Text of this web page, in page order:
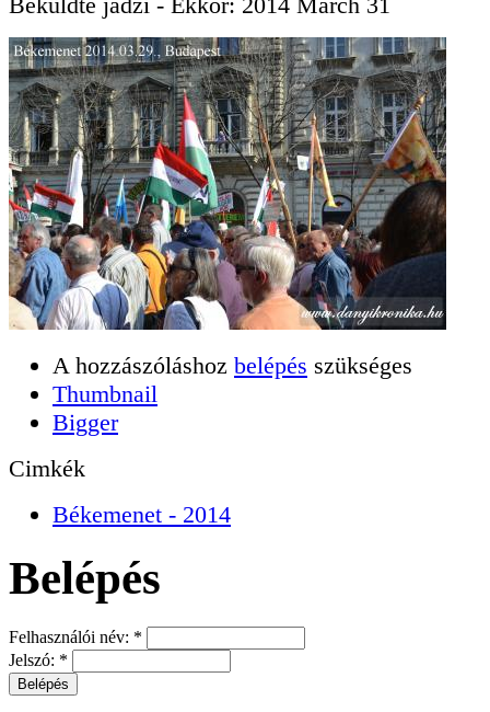
A hozzászóláshoz belépés szükséges
Thumbnail
Bigger
Cimkék
Békemenet - 2014
Belépés
Felhasználói név: *
Jelszó: *